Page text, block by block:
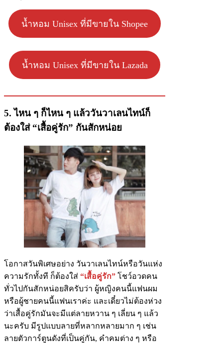
น้ำหอม Unisex ที่มีขายใน Shopee
น้ำหอม Unisex ที่มีขายใน Lazada
5. ไหน ๆ ก็ไหน ๆ แล้ววันวาเลนไทน์ก็
ต้องใส่ “เสื้อคู่รัก” กันสักหน่อย
โอกาสวันพิเศษอย่าง วันวาเลนไทน์หรือวันแห่ง
ความรักทั้งที ก็ต้องใส่ “เสื้อคู่รัก” โชว์อวดคน
ทั่วไปกันสักหน่อยสิครับว่า ผู้หญิงคนนี้แฟนผม
หรือผู้ชายคนนี้แฟนเราค่ะ และเดี๋ยวไม่ต้องห่วง
ว่าเสื้อคู่รักมันจะมีแต่ลายหวาน ๆ เลี่ยน ๆ แล้ว
นะครับ มีรูปแบบลายที่หลากหลายมาก ๆ เช่น
ลายตัวการ์ตูนดังที่เป็นคู่กัน, คำคมต่าง ๆ หรือ